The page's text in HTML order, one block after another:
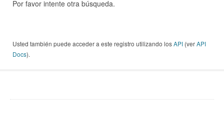
Por favor intente otra búsqueda.
Usted también puede acceder a este registro utilizando losAPI (verAPI
Docs).